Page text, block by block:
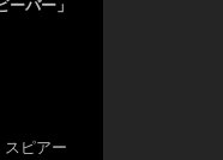
バー」
ピアー